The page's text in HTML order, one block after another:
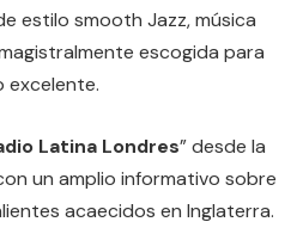
estilo smooth Jazz, música
escogida para
excelente.
Latina Londres” desde la
un amplio informativo sobre
acaecidos en Inglaterra.